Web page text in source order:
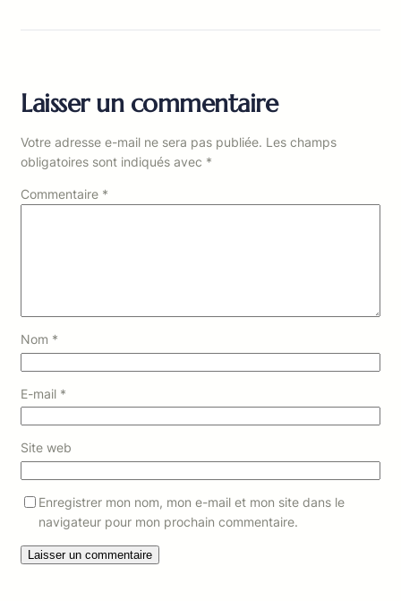
Laisser un commentaire
Votre adresse e-mail ne sera pas publiée. Les champs
obligatoires sont indiqués avec *
Commentaire *
Nom *
E-mail *
Site web
Enregistrer mon nom, mon e-mail et mon site dans le
navigateur pour mon prochain commentaire.